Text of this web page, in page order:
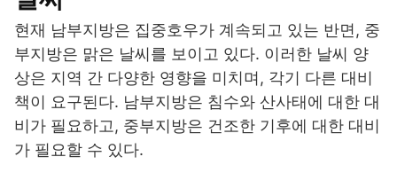
현재 남부지방은 집중호우가 계속되고 있는 반면, 중
부지방은 맑은 날씨를 보이고 있다. 이러한 날씨 양
상은 지역 간 다양한 영향을 미치며, 각기 다른 대비
책이 요구된다. 남부지방은 침수와 산사태에 대한 대
비가 필요하고, 중부지방은 건조한 기후에 대한 대비
가 필요할 수 있다.